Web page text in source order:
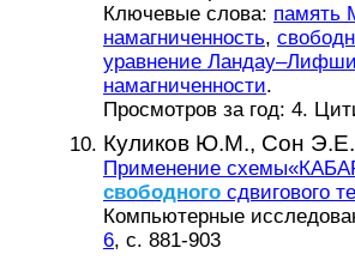
Ключевые слова: память
намагниченность,
уравнение
намагниченности.
Просмотров за год: 4.
Куликов Ю.М., Сон Э.Е.
Применение
свободного сдвигового
Компьютерные
6, с. 881-903